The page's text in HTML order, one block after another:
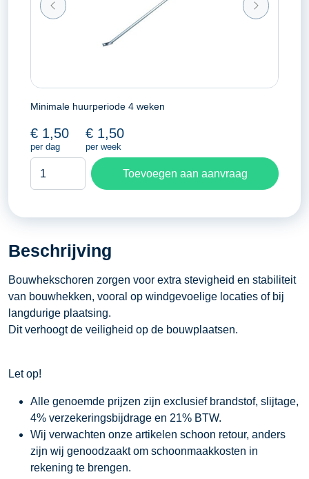
Minimale huurperiode 4 weken
€ 1,50
per dag
€ 1,50
per week
Bouwhekschoren
Toevoegen aan aanvraag
Beschrijving
Bouwhekschoren zorgen voor extra stevigheid en stabiliteit
van bouwhekken, vooral op windgevoelige locaties of bij
langdurige plaatsing.
Dit verhoogt de veiligheid op de bouwplaatsen.
Let op!
Alle genoemde prijzen zijn exclusief brandstof, slijtage,
4% verzekeringsbijdrage en 21% BTW.
Wij verwachten onze artikelen schoon retour, anders
zijn wij genoodzaakt om schoonmaakkosten in
rekening te brengen.